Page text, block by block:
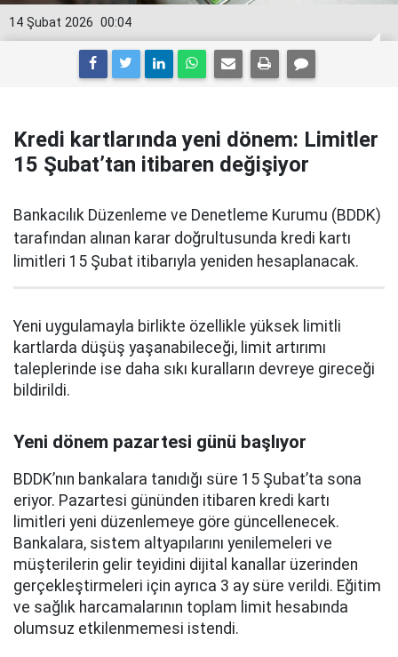
00:04
14 Şubat 2026
Kredi kartlarında yeni dönem: Limitler
15 Şubat’tan itibaren değişiyor
Bankacılık Düzenleme ve Denetleme Kurumu (BDDK)
tarafından alınan karar doğrultusunda kredi kartı
limitleri 15 Şubat itibarıyla yeniden hesaplanacak.
Yeni uygulamayla birlikte özellikle yüksek limitli
kartlarda düşüş yaşanabileceği, limit artırımı
taleplerinde ise daha sıkı kuralların devreye gireceği
bildirildi.
Yeni dönem pazartesi günü başlıyor
BDDK’nın bankalara tanıdığı süre 15 Şubat’ta sona
eriyor. Pazartesi gününden itibaren kredi kartı
limitleri yeni düzenlemeye göre güncellenecek.
Bankalara, sistem altyapılarını yenilemeleri ve
müşterilerin gelir teyidini dijital kanallar üzerinden
gerçekleştirmeleri için ayrıca 3 ay süre verildi. Eğitim
ve sağlık harcamalarının toplam limit hesabında
olumsuz etkilenmemesi istendi.